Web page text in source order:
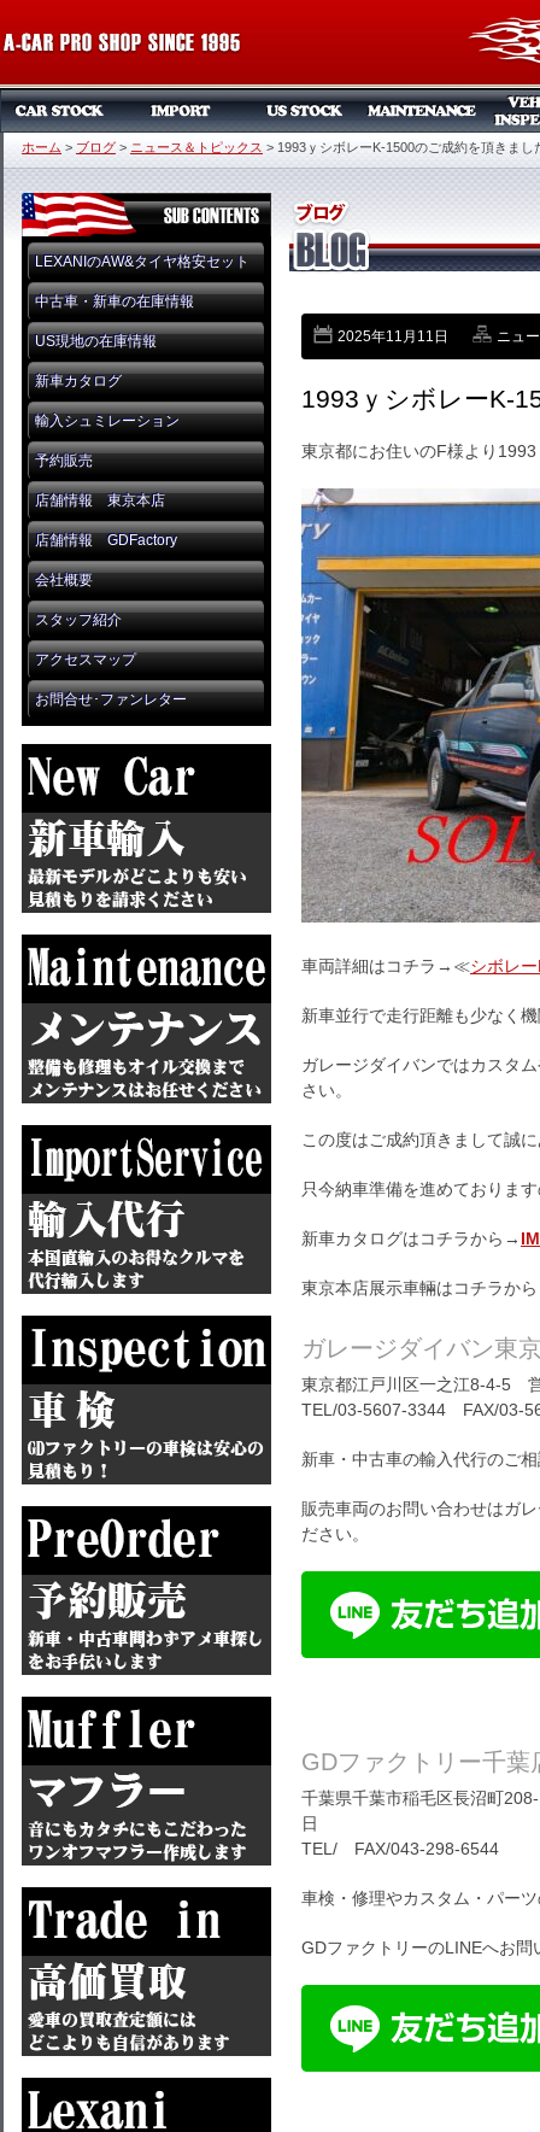
ホーム > ブログ > ニュース＆トピックス > 1993ｙシボレーK-1500のご成約を頂きまし
LEXANIのAW&タイヤ格安セット
中古車・新車の在庫情報
US現地の在庫情報
新車カタログ
輸入シュミレーション
予約販売
店舗情報 東京本店
店舗情報 GDFactory
会社概要
スタッフ紹介
アクセスマップ
お問合せ･ファンレター
2025年11月11日 ニュ
1993ｙシボレーK-
東京都にお住いのF様より
車両詳細はコチラ→≪シボレ
新車並行で走行距離も少なく
ガレージダイバンではカスタ
さい。
この度はご成約頂きまして誠
只今納車準備を進めておりま
新車カタログはコチラから→
東京本店展示車輛はコチラか
ガレージダイバン東
東京都江戸川区一之江8-4-5
TEL/03-5607-3344 FAX/03-
新車・中古車の輸入代行のご
販売車両のお問い合わせはガ
ださい。
GDファクトリー千葉
千葉県千葉市稲毛区長沼町
日
TEL/ FAX/043-298-6544
車検・修理やカスタム・パー
GDファクトリーのLINEへお問